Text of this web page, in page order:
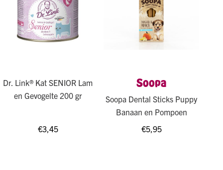
Dr. Link® Kat SENIOR Lam
en Gevogelte 200 gr
€3,45
Soopa
Soopa Dental Sticks Puppy
Banaan en Pompoen
€5,95